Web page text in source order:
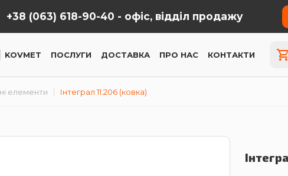
+38 (063) 618-90-40 - офіс, відділ продажу
KOVMET ПОСЛУГИ ДОСТАВКА ПРО НАС КОНТАКТИ
елементи Інтеграл 11.206 (ковка)